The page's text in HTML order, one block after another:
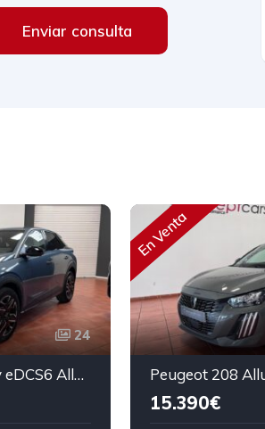
Enviar consulta
24
Peugeot 3008 136cv eDCS6 Allure
En Venta
Peugeot 208
15.390€